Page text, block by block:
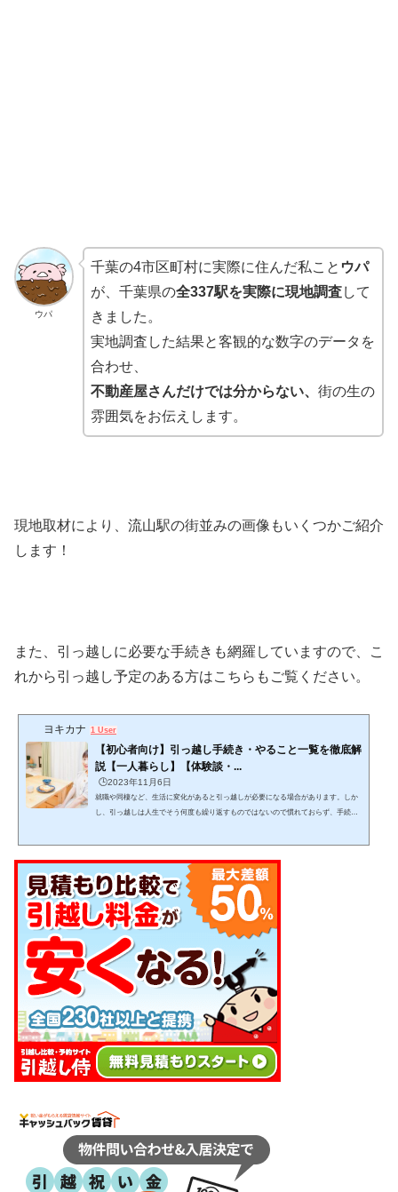
ウパ
千葉の4市区町村に実際に住んだ私こと ウパ
が、千葉県の全337駅を実際に現地調査して
きました。
実地調査した結果と客観的な数字のデータを
合わせ、
不動産屋さんだけでは分からない、 街の生の
雰囲気をお伝えします。
現地取材により、流山駅の街並みの画像もいくつかご紹介
します！
また、引っ越しに必要な手続きも網羅していますので、こ
れから引っ越し予定のある方はこちらもご覧ください。
ヨキカナ 1 User
【初心者向け】引っ越し手続き・やること一覧を徹底解
説【一人暮らし】【体験談・...
🕒️2023年11月6日
就職や同棲など、生活に変化があると引っ越しが必要になる場合があります。しか
し、引っ越しは人生でそう何度も繰り返すものではないので慣れておらず、手続き
をこなし、失敗しない引っ越しを目指して下さい。 引っ越しは日数がかかりスケジ
ュール管理が必要で、見落としも発生し...